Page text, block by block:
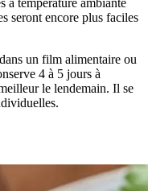
à température ambiante
seront encore plus faciles
un film alimentaire ou
4 à 5 jours à
le lendemain. Il se